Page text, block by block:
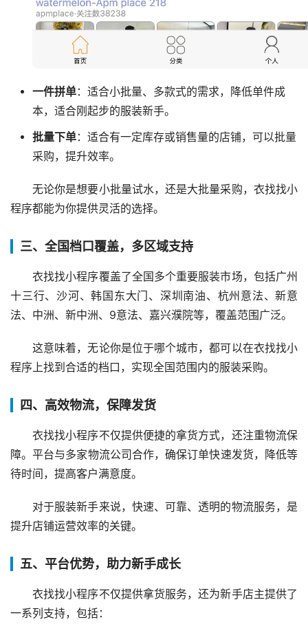
一件拼单：适合小批量、多款式的需求，降低单件成
本，适合刚起步的服装新手。
批量下单：适合有一定库存或销售量的店铺，可以批量
采购，提升效率。
无论你是想要小批量试水，还是大批量采购，衣找找小
程序都能为你提供灵活的选择。
三、全国档口覆盖，多区域支持
衣找找小程序覆盖了全国多个重要服装市场，包括广州
十三行、沙河、韩国东大门、深圳南油、杭州意法、新意
法、中洲、新中洲、9意法、嘉兴濮院等，覆盖范围广泛。
这意味着，无论你是位于哪个城市，都可以在衣找找小
程序上找到合适的档口，实现全国范围内的服装采购。
四、高效物流，保障发货
衣找找小程序不仅提供便捷的拿货方式，还注重物流保
障。平台与多家物流公司合作，确保订单快速发货，降低等
待时间，提高客户满意度。
对于服装新手来说，快速、可靠、透明的物流服务，是
提升店铺运营效率的关键。
五、平台优势，助力新手成长
衣找找小程序不仅提供拿货服务，还为新手店主提供了
一系列支持，包括：